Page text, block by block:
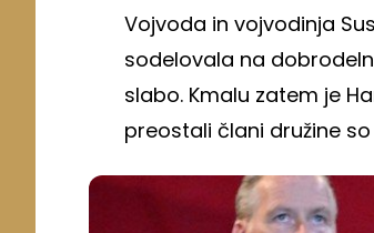
Vojvoda in vojvodinja
sodelovala na
slabo. Kmalu zatem je
preostali člani družine